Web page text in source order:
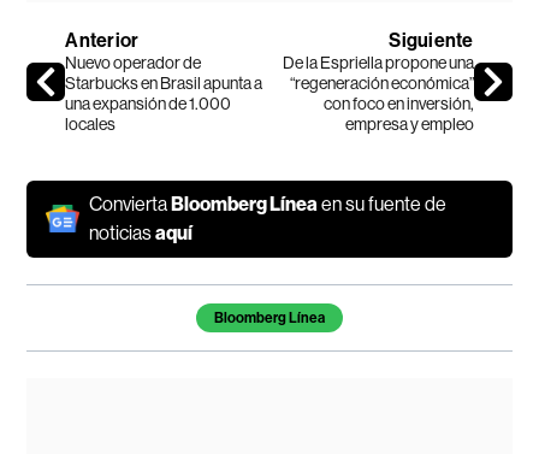
Anterior
Nuevo operador de
Starbucks en Brasil apunta a
una expansión de 1.000
locales
Siguiente
De la Espriella propone una
“regeneración económica”
con foco en inversión,
empresa y empleo
ConviertaBloomberg Línea en su fuente de
noticiasaquí
Temas de este artículoBloomberg Línea